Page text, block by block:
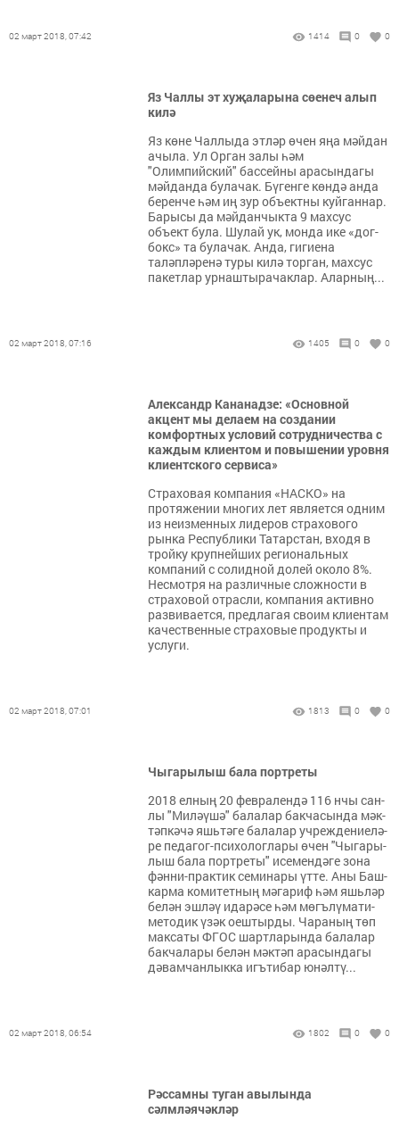
02 март 2018, 07:42 1414 0 0
Яз Чаллы эт хуҗаларына сөенеч алып
килә
Яз көне Чаллыда этләр өчен яңа мәйдан
ачыла. Ул Орган залы һәм
"Олимпийский" бассейны арасындагы
мәйданда булачак. Бүгенге көндә анда
беренче һәм иң зур объектны куйганнар.
Барысы да мәйданчыкта 9 махсус
объект була. Шулай ук, монда ике «дог-
бокс» та булачак. Анда, гигиена
таләпләренә туры килә торган, махсус
пакетлар урнаштырачаклар. Аларның...
02 март 2018, 07:16 1405 0 0
Александр Кананадзе: «Основной
акцент мы делаем на создании
комфортных условий сотрудничества с
каждым клиентом и повышении уровня
клиентского сервиса»
Страховая компания «НАСКО» на
протяжении многих лет является одним
из неизменных лидеров страхового
рынка Республики Татарстан, входя в
тройку крупнейших региональных
компаний с солидной долей около 8%.
Несмотря на различные сложности в
страховой отрасли, компания активно
развивается, предлагая своим клиентам
качественные страховые продукты и
услуги.
02 март 2018, 07:01 1813 0 0
Чыгарылыш бала портреты
2018 ел­ның 20 фев­ра­лен­дә 116 нчы сан­
лы "Ми­ләү­шә" ба­ла­лар бак­ча­сын­да мәк­
тәп­кә­чә яшь­тәге ба­ла­лар уч­реж­де­ни­е­лә­
ре пе­да­гог-пси­хо­лог­ла­ры өчен ''Чы­га­ры­
лыш ба­ла порт­ре­ты" исе­мен­дә­ге зо­на
фән­ни-прак­тик се­ми­на­ры үт­те. Аны Баш­
кар­ма ко­ми­тет­ның мәга­риф һәм яшь­ләр
бе­лән эш­ләү ида­рә­се һәм мөгъ­лү­ма­ти-
ме­то­дик үзәк оеш­тыр­ды. Ча­ра­ның төп
мак­са­ты ФГОС шарт­ла­рын­да ба­ла­лар
бак­ча­ла­ры бе­лән мәк­тәп ара­сын­да­гы
дә­вам­чан­лык­ка игъ­ти­бар юнәл­тү...
02 март 2018, 06:54 1802 0 0
Рәссамны туган авылында
сәлмләячәкләр